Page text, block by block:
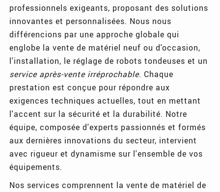
professionnels exigeants, proposant des solutions
innovantes et personnalisées. Nous nous
différencions par une approche globale qui
englobe la vente de matériel neuf ou d'occasion,
l'installation, le réglage de robots tondeuses et un
service après-vente irréprochable. Chaque
prestation est conçue pour répondre aux
exigences techniques actuelles, tout en mettant
l'accent sur la sécurité et la durabilité. Notre
équipe, composée d'experts passionnés et formés
aux dernières innovations du secteur, intervient
avec rigueur et dynamisme sur l'ensemble de vos
équipements.
Nos services comprennent la vente de matériel de